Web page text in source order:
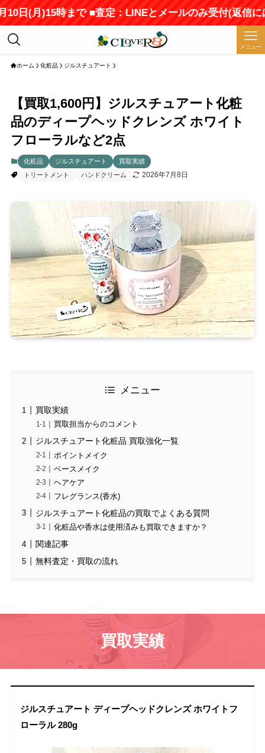
)15時まで ■査定：LINEとメールのみ受付(返信にはお
メニュー
ホーム 化粧品 ジルスチュアート
【買取1,600円】ジルスチュアート化粧
品のディープヘッドクレンズ ホワイト
フローラルなど2点
化粧品 ジルスチュアート
買取実績
トリートメント
ハンドクリーム 2026年7月8日
メニュー
買取実績
買取担当からのコメント
ジルスチュアート化粧品 買取強化一覧
ポイントメイク
ベースメイク
ヘアケア
フレグランス(香水)
ジルスチュアート化粧品の買取でよくある質問
化粧品や香水は使用済みも買取できますか？
関連記事
無料査定・買取の流れ
買取実績
ジルスチュアート ディープヘッドクレンズ ホワイトフ
ローラル 280g